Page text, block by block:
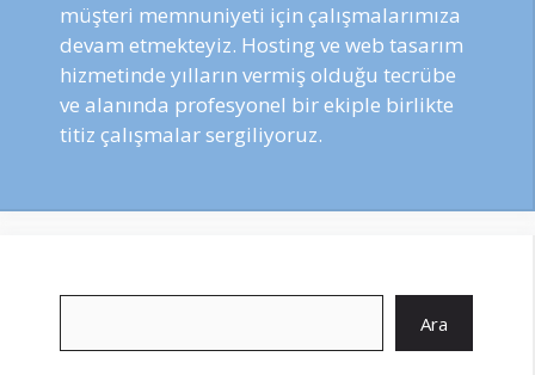
müşteri memnuniyeti için çalışmalarımıza
devam etmekteyiz. Hosting ve web tasarım
hizmetinde yılların vermiş olduğu tecrübe
ve alanında profesyonel bir ekiple birlikte
titiz çalışmalar sergiliyoruz.
Ara